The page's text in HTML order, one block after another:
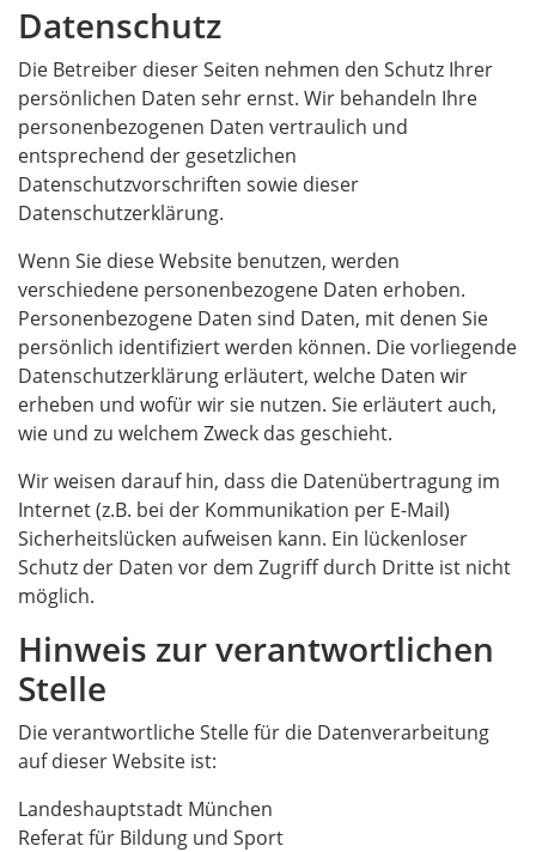
Datenschutz
Die Betreiber dieser Seiten nehmen den Schutz Ihrer
persönlichen Daten sehr ernst. Wir behandeln Ihre
personenbezogenen Daten vertraulich und
entsprechend der gesetzlichen
Datenschutzvorschriften sowie dieser
Datenschutzerklärung.
Wenn Sie diese Website benutzen, werden
verschiedene personenbezogene Daten erhoben.
Personenbezogene Daten sind Daten, mit denen Sie
persönlich identifiziert werden können. Die vorliegende
Datenschutzerklärung erläutert, welche Daten wir
erheben und wofür wir sie nutzen. Sie erläutert auch,
wie und zu welchem Zweck das geschieht.
Wir weisen darauf hin, dass die Datenübertragung im
Internet (z.B. bei der Kommunikation per E-Mail)
Sicherheitslücken aufweisen kann. Ein lückenloser
Schutz der Daten vor dem Zugriff durch Dritte ist nicht
möglich.
Hinweis zur verantwortlichen
Stelle
Die verantwortliche Stelle für die Datenverarbeitung
auf dieser Website ist:
Landeshauptstadt München
Referat für Bildung und Sport